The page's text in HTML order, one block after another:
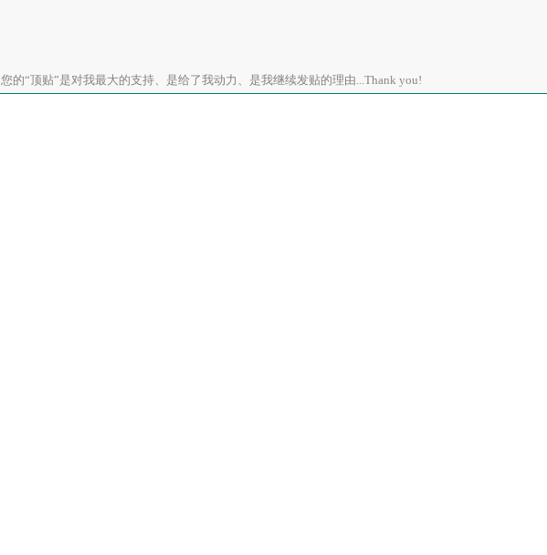
您的“顶贴”是对我最大的支持、是给了我动力、是我继续发贴的理由...Thank you!